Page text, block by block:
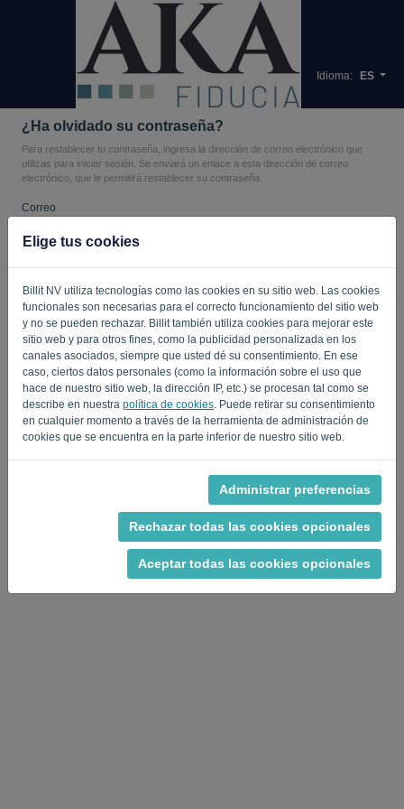
Elige tus cookies
Billit NV utiliza tecnologías como las cookies en su sitio web. Las cookies
funcionales son necesarias para el correcto funcionamiento del sitio web
y no se pueden rechazar. Billit también utiliza cookies para mejorar este
sitio web y para otros fines, como la publicidad personalizada en los
canales asociados, siempre que usted dé su consentimiento. En ese
caso, ciertos datos personales (como la información sobre el uso que
hace de nuestro sitio web, la dirección IP, etc.) se procesan tal como se
describe en nuestra política de cookies . Puede retirar su consentimiento
en cualquier momento a través de la herramienta de administración de
cookies que se encuentra en la parte inferior de nuestro sitio web.
Administrar preferencias
Rechazar todas las cookies opcionales
Aceptar todas las cookies opcionales
Idioma: ES
¿Ha olvidado su contraseña?
Para restablecer tu contraseña, ingresa la dirección de correo electrónico que
utilizas para iniciar sesión. Se enviará un enlace a esta dirección de correo
electrónico, que le permitirá restablecer su contraseña.
Correo
¿No eres un ordenador? Rellene ' '.
ENVIAR ENLACE
Volver a iniciar sesión
Privacy Policy-Terms of Service.